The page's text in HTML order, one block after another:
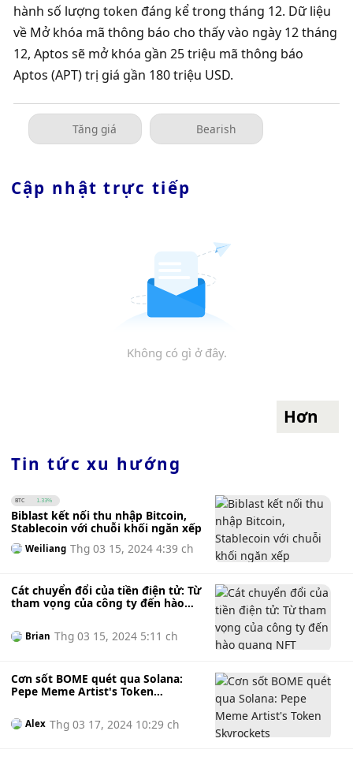
hành số lượng token đáng kể trong tháng 12. Dữ liệu
về Mở khóa mã thông báo cho thấy vào ngày 12 tháng
12, Aptos sẽ mở khóa gần 25 triệu mã thông báo
Aptos (APT) trị giá gần 180 triệu USD.
Tăng giá Bearish
Cập nhật trực tiếp
Không có gì ở đây.
Hơn
Tin tức xu hướng
BTC 1.33%
Biblast kết nối thu nhập Bitcoin,
Stablecoin với chuỗi khối ngăn xếp
Weiliang Thg 03 15, 2024 4:39 ch
Cát chuyển đổi của tiền điện tử: Từ
tham vọng của công ty đến hào
Brian Thg 03 15, 2024 5:11 ch
Cơn sốt BOME quét qua Solana:
Pepe Meme Artist's Token
Alex Thg 03 17, 2024 10:29 ch